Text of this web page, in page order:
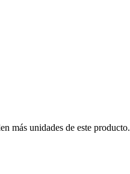
más unidades de este producto.